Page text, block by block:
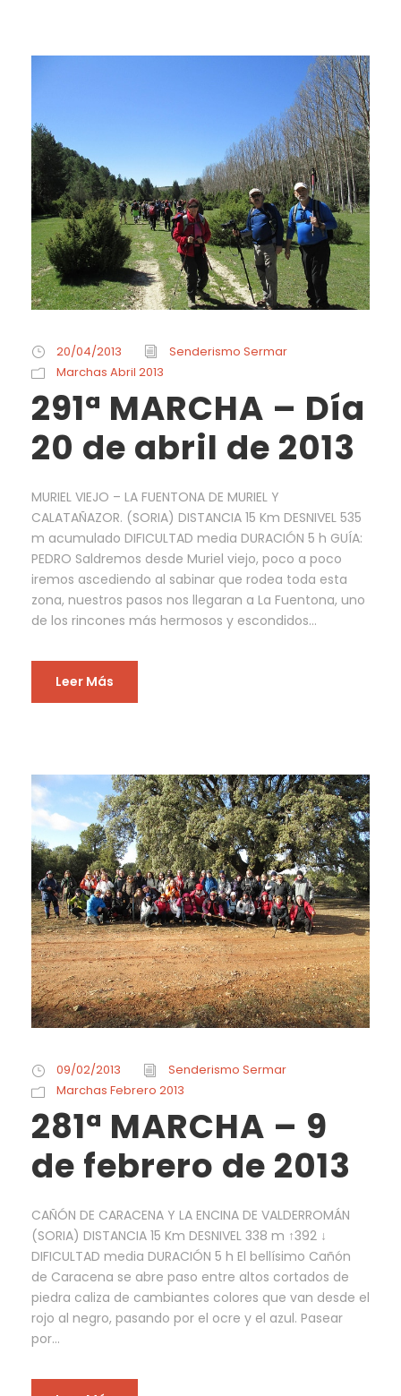
20/04/2013
Senderismo Sermar
Marchas Abril 2013
291ª MARCHA – Día
20 de abril de 2013
MURIEL VIEJO – LA FUENTONA DE MURIEL Y
CALATAÑAZOR. (SORIA) DISTANCIA 15 Km DESNIVEL 535
m acumulado DIFICULTAD media DURACIÓN 5 h GUÍA:
PEDRO Saldremos desde Muriel viejo, poco a poco
iremos ascediendo al sabinar que rodea toda esta
zona, nuestros pasos nos llegaran a La Fuentona, uno
de los rincones más hermosos y escondidos...
Leer Más
09/02/2013
Senderismo Sermar
Marchas Febrero 2013
281ª MARCHA – 9
de febrero de 2013
CAÑÓN DE CARACENA Y LA ENCINA DE VALDERROMÁN
(SORIA) DISTANCIA 15 Km DESNIVEL 338 m ↑392 ↓
DIFICULTAD media DURACIÓN 5 h El bellísimo Cañón
de Caracena se abre paso entre altos cortados de
piedra caliza de cambiantes colores que van desde el
rojo al negro, pasando por el ocre y el azul. Pasear
por...